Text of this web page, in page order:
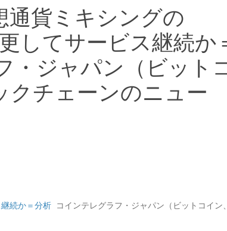
通貨ミキシングの
してサービス継続か
・ジャパン（ビット
クチェーンのニュー
続か＝分析 コインテレグラフ・ジャパン（ビットコイン